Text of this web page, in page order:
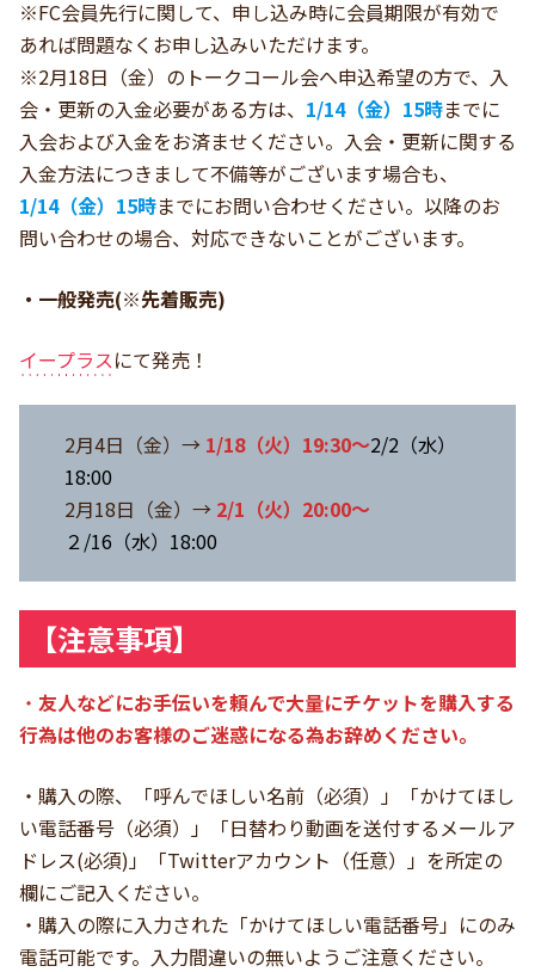
※FC会員先行に関して、申し込み時に会員期限が有効で
あれば問題なくお申し込みいただけます。
※2月18日（金）のトークコール会へ申込希望の方で、入
会・更新の入金必要がある方は、 1/14（金）15時までに
入会および入金をお済ませください。入会・更新に関する
入金方法につきまして不備等がございます場合も、
1/14（金）15時までにお問い合わせください。以降のお
問い合わせの場合、対応できないことがございます。
・一般発売(※先着販売)
イープラスにて発売！
2月4日（金）→ 1/18（火）19:30～2/2（水）
18:00
2月18日（金）→ 2/1（火）20:00～
２/16（水）18:00
【注意事項】
・ 友人などにお手伝いを頼んで大量にチケットを購入する
行為は他のお客様のご迷惑になる為お辞めください。
・購入の際、「呼んでほしい名前（必須）」「かけてほし
い電話番号（必須）」「日替わり動画を送付するメールア
ドレス(必須)」「Twitterアカウント（任意）」を所定の
欄にご記入ください。
・購入の際に入力された「かけてほしい電話番号」にのみ
電話可能です。入力間違いの無いようご注意ください。